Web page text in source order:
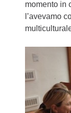
momento in
l’avevamo